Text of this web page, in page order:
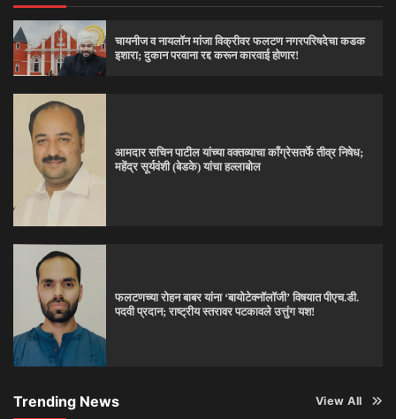
चायनीज व नायलॉन मांजा विक्रीवर फलटण नगरपरिषदेचा कडक
इशारा; दुकान परवाना रद्द करून कारवाई होणार!
आमदार सचिन पाटील यांच्या वक्तव्याचा काँग्रेसतर्फे तीव्र निषेध;
महेंद्र सूर्यवंशी (बेडके) यांचा हल्लाबोल
फलटणच्या रोहन बाबर यांना ‘बायोटेक्नॉलॉजी’ विषयात पीएच.डी.
पदवी प्रदान; राष्ट्रीय स्तरावर पटकावले उत्तुंग यश!
Trending News View All